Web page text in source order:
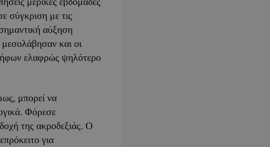
σύγκριση με τις
αύξηση
και οι
ελαφρώς ψηλότερο
μπορεί να
Φόρεσε
της ακροδεξιάς. Ο
για